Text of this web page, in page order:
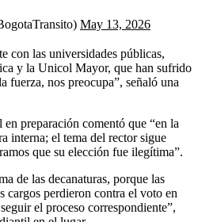
May 13, 2026
con las universidades públicas,
y la Unicol Mayor, que han sufrido
fuerza, nos preocupa”, señaló una
preparación comentó que “en la
interna; el tema del rector sigue
que su elección fue ilegítima”.
de las decanaturas, porque las
cargos perdieron contra el voto en
el proceso correspondiente”,